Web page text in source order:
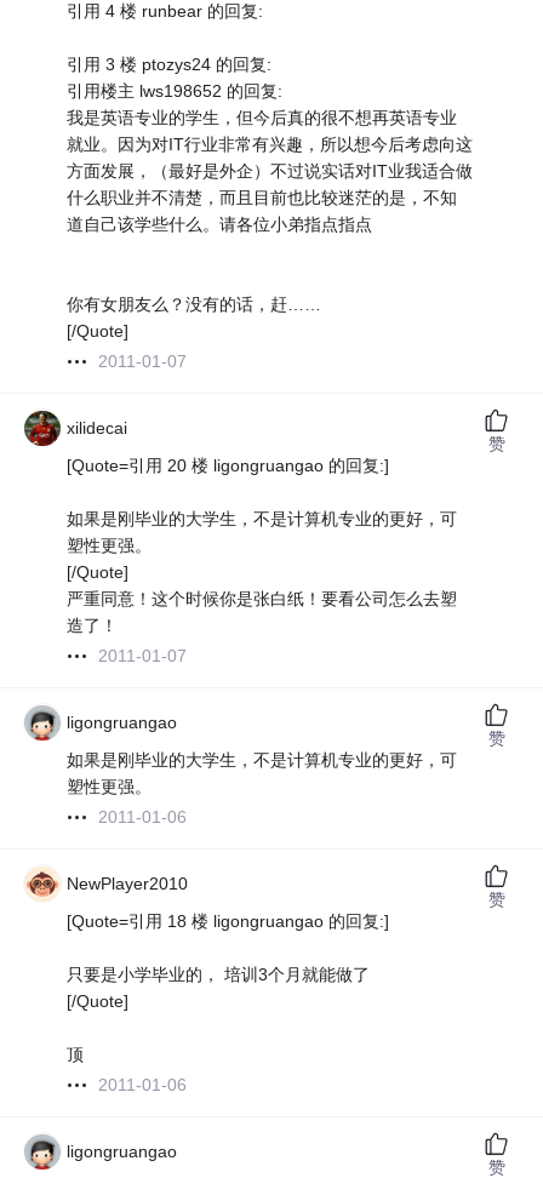
引用 4 楼 runbear 的回复:
引用 3 楼 ptozys24 的回复:
引用楼主 lws198652 的回复:
我是英语专业的学生，但今后真的很不想再英语专业
就业。因为对IT行业非常有兴趣，所以想今后考虑向这
方面发展，（最好是外企）不过说实话对IT业我适合做
什么职业并不清楚，而且目前也比较迷茫的是，不知
道自己该学些什么。请各位小弟指点指点
你有女朋友么？没有的话，赶……
[/Quote]
2011-01-07
xilidecai
[Quote=引用 20 楼 ligongruangao 的回复:]
如果是刚毕业的大学生，不是计算机专业的更好，可
塑性更强。
[/Quote]
严重同意！这个时候你是张白纸！要看公司怎么去塑
造了！
2011-01-07
赞
ligongruangao
如果是刚毕业的大学生，不是计算机专业的更好，可
塑性更强。
2011-01-06
赞
NewPlayer2010
[Quote=引用 18 楼 ligongruangao 的回复:]
只要是小学毕业的， 培训3个月就能做了
[/Quote]
顶
2011-01-06
赞
ligongruangao
赞